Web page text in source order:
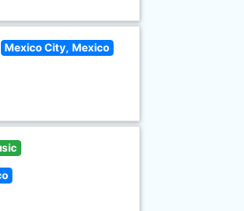
Mexico City, Mexico